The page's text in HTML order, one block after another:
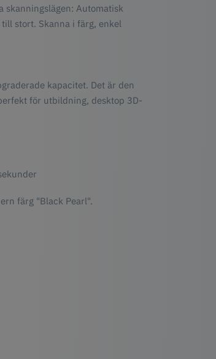
Automatisk
stort. Skanna i färg, enkel
kapacitet. Det är den
för utbildning, desktop 3D-
färg "Black Pearl".